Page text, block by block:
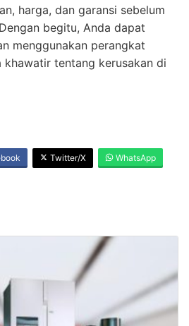
harga, dan garansi sebelum
begitu, Anda dapat
menggunakan perangkat
tentang kerusakan di
Twitter/X WhatsApp